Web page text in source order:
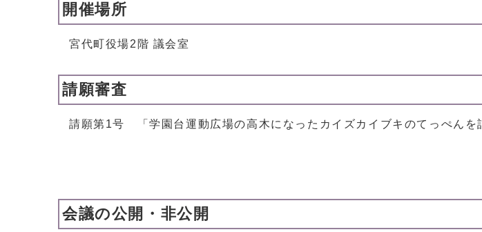
開催場所
宮代町役場2階 議会室
請願審査
請願第1号 「学園台運動広場の高木になったカイズカイブキのてっぺんを
会議の公開・非公開